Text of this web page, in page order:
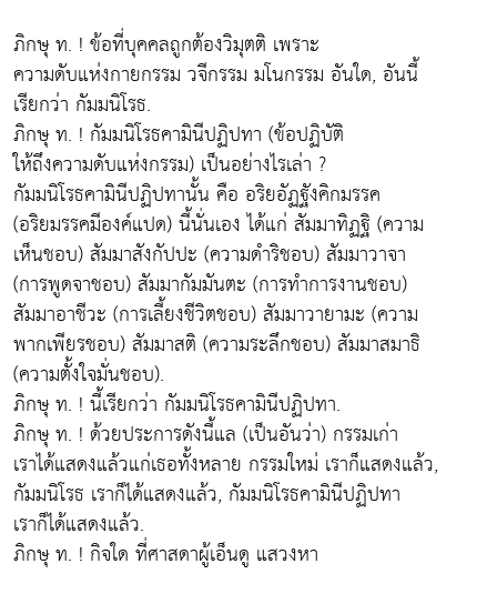
ภิกษุ ท. ! ข้อที่บุคคลถูกต้องวิมุตติ เพราะ
ความดับแห่งกายกรรม วจีกรรม มโนกรรม อันใด, อันนี้
เรียกว่า กัมมนิโรธ.
ภิกษุ ท. ! กัมมนิโรธคามินีปฏิปทา (ข้อปฏิบัติ
ให้ถึงความดับแห่งกรรม) เป็นอย่างไรเล่า ?
กัมมนิโรธคามินีปฏิปทานั้น คือ อริยอัฏฐังคิกมรรค
(อริยมรรคมีองค์แปด) นี้นั่นเอง ได้แก่ สัมมาทิฏฐิ (ความ
เห็นชอบ) สัมมาสังกัปปะ (ความดำริชอบ) สัมมาวาจา
(การพูดจาชอบ) สัมมากัมมันตะ (การทำการงานชอบ)
สัมมาอาชีวะ (การเลี้ยงชีวิตชอบ) สัมมาวายามะ (ความ
พากเพียรชอบ) สัมมาสติ (ความระลึกชอบ) สัมมาสมาธิ
(ความตั้งใจมั่นชอบ).
ภิกษุ ท. ! นี้เรียกว่า กัมมนิโรธคามินีปฏิปทา.
ภิกษุ ท. ! ด้วยประการดังนี้แล (เป็นอันว่า) กรรมเก่า
เราได้แสดงแล้วแก่เธอทั้งหลาย กรรมใหม่ เราก็แสดงแล้ว,
กัมมนิโรธ เราก็ได้แสดงแล้ว, กัมมนิโรธคามินีปฏิปทา
เราก็ได้แสดงแล้ว.
ภิกษุ ท. ! กิจใด ที่ศาสดาผู้เอ็นดู แสวงหา